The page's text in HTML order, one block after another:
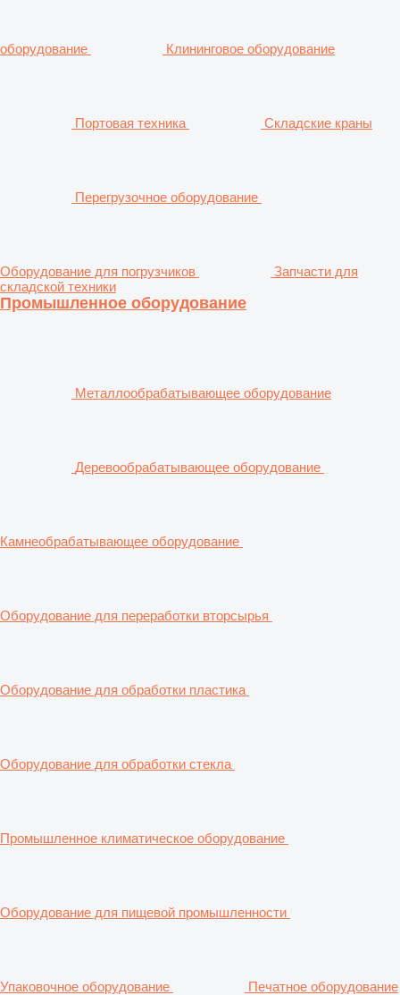
оборудование Клининговое оборудование
Портовая техника Складские краны
Перегрузочное оборудование
Оборудование для погрузчиков
Запчасти для
складской техники
Промышленное оборудование
Металлообрабатывающее оборудование
Деревообрабатывающее оборудование
Камнеобрабатывающее оборудование
Оборудование для переработки вторсырья
Оборудование для обработки пластика
Оборудование для обработки стекла
Промышленное климатическое оборудование
Оборудование для пищевой промышленности
Упаковочное оборудование Печатное оборудование